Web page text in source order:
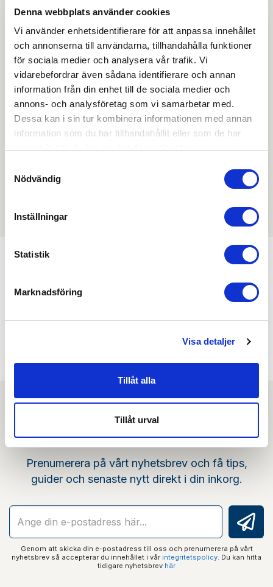
Denna webbplats använder cookies
Vi använder enhetsidentifierare för att anpassa innehållet
och annonserna till användarna, tillhandahålla funktioner
för sociala medier och analysera vår trafik. Vi
vidarebefordrar även sådana identifierare och annan
information från din enhet till de sociala medier och
annons- och analysföretag som vi samarbetar med.
Dessa kan i sin tur kombinera informationen med annan
information som du har tillhandahållit eller som de har
Nödvändig
Inställningar
Statistik
Marknadsföring
Visa detaljer
Tillåt alla
Tillåt urval
Det finns inga dokument kopplade till denna produkt
Skapa konto Logga in
Skapa inloggning, bli företagskund eller logga in för att
beställa, se priser,
produktblad, ritningar, monteringsbeskrivningar samt
övriga dokument.
Filmer
Min köphistorik
Nyhetsbrev
Prenumerera på vårt nyhetsbrev och få tips,
guider och senaste nytt direkt i din inkorg.
Genom att skicka din e-postadress till oss och prenumerera på vårt
nyhetsbrev så accepterar du innehållet i vår integritetspolicy . Du kan hitta
tidigare nyhetsbrev här